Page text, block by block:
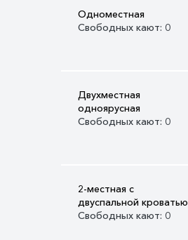
Одноместная
Свободных кают: 0
Двухместная
одноярусная
Свободных кают: 0
2-местная с
двуспальной кроватью
Свободных кают: 0